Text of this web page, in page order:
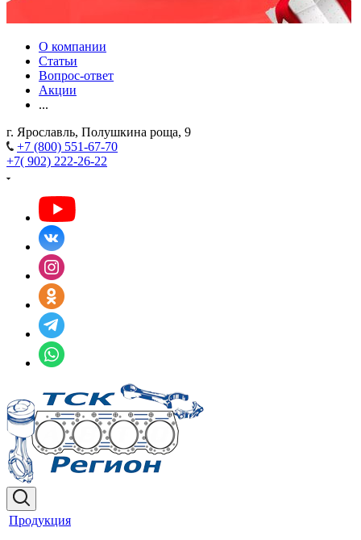
О компании
Статьи
Вопрос-ответ
Акции
...
г. Ярославль, Полушкина роща, 9
+7 (800) 551-67-70
+7( 902) 222-26-22
Продукция